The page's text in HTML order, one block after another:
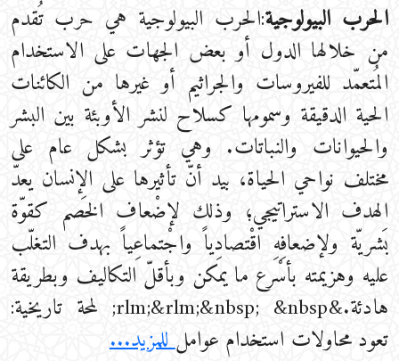
الحرب البيولوجية:الحرب البيولوجية هي حرب تُقدم
من خلالها الدول أو بعض الجهات على الاستخدام
المُتعمّد للفيروسات والجراثيم أو غيرها من الكائنات
الحية الدقيقة وسمومها كسلاح لنشر الأوبئة بين البشر
والحيوانات والنباتات. وهي تؤثر بشكل عام على
مختلف نواحي الحياة، بيد أنّ تأثيرها على الإنسان يعدّ
الهدف الاستراتيجي؛ وذلك لإضْعاف الخَصم كقوّة
بَشريّة ولإضعافِهِ اقْتصادِياً واجْتماعِياً بهدف التغلّب
عليه وهزيمته بأسْرع ما يمكن وبأقلّ التكاليف وبطريقة
هادئة.&rlm;&rlm;&nbsp; &nbsp; لمحة تاريخية:
تعود محاولات استخدام عواملللمزيد...